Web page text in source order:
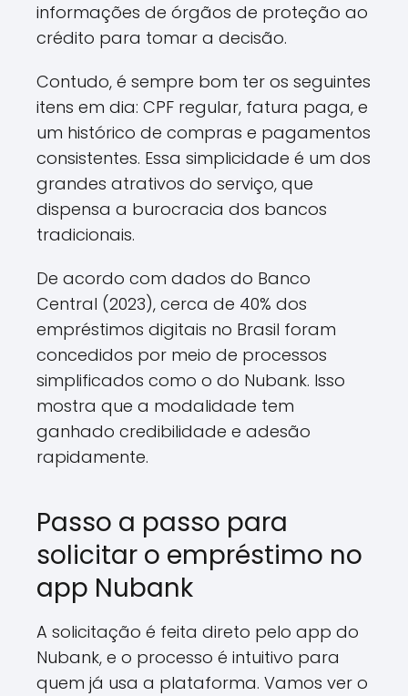
informações de órgãos de proteção ao
crédito para tomar a decisão.
Contudo, é sempre bom ter os seguintes
itens em dia: CPF regular, fatura paga, e
um histórico de compras e pagamentos
consistentes. Essa simplicidade é um dos
grandes atrativos do serviço, que
dispensa a burocracia dos bancos
tradicionais.
De acordo com dados do Banco
Central (2023), cerca de 40% dos
empréstimos digitais no Brasil foram
concedidos por meio de processos
simplificados como o do Nubank. Isso
mostra que a modalidade tem
ganhado credibilidade e adesão
rapidamente.
Passo a passo para
solicitar o empréstimo no
app Nubank
A solicitação é feita direto pelo app do
Nubank, e o processo é intuitivo para
quem já usa a plataforma. Vamos ver o